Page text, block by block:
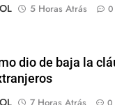
5 Horas Atrás 0
dio de baja la